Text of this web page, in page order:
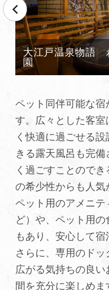
ペット同伴可能な
す。広々とした客
く快適に過ごせる
きる露天風呂も完
く過ごすことので
の希少性からも人
ペット用のアメニ
ど）や、ペット用
もあり、安心して宿
さらに、専用のド
広がる気持ちの良
間を充分に楽しめ